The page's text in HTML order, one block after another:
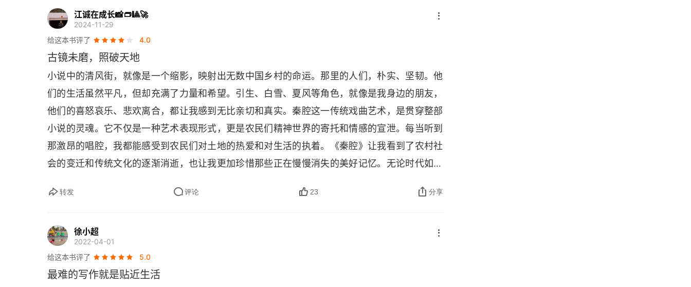
江诚在成长📸👝🎱🚀
2024-11-29
给这本书评了
4.0
古镜未磨，照破天地
小说中的清风街，就像是一个缩影，映射出无数中国乡村的命运。那里的人们，朴实、坚韧。他
们的生活虽然平凡，但却充满了力量和希望。引生、白雪、夏风等角色，就像是我身边的朋友，
他们的喜怒哀乐、悲欢离合，都让我感到无比亲切和真实。秦腔这一传统戏曲艺术，是贯穿整部
小说的灵魂。它不仅是一种艺术表现形式，更是农民们精神世界的寄托和情感的宣泄。每当听到
那激昂的唱腔，我都能感受到农民们对土地的热爱和对生活的执着。《秦腔》让我看到了农村社
会的变迁和传统文化的逐渐消逝，也让我更加珍惜那些正在慢慢消失的美好记忆。无论时代如何
转发 评论 23 分享
徐小超
2022-04-01
给这本书评了
5.0
最难的写作就是贴近生活